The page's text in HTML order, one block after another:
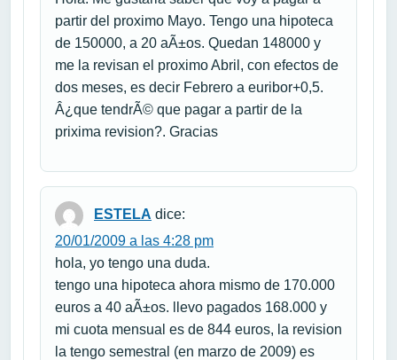
partir del proximo Mayo. Tengo una hipoteca
de 150000, a 20 aÃ±os. Quedan 148000 y
me la revisan el proximo Abril, con efectos de
dos meses, es decir Febrero a euribor+0,5.
Â¿que tendrÃ© que pagar a partir de la
prixima revision?. Gracias
ESTELA dice:
20/01/2009 a las 4:28 pm
hola, yo tengo una duda.
tengo una hipoteca ahora mismo de 170.000
euros a 40 aÃ±os. llevo pagados 168.000 y
mi cuota mensual es de 844 euros, la revision
la tengo semestral (en marzo de 2009) es